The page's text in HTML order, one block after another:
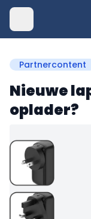
Partnercontent
Nieuwe
oplader?